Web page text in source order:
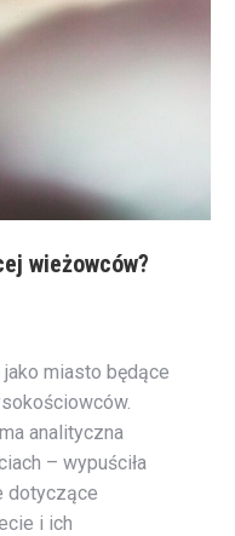
wieżowców?
miasto będące
analityczna
– wypuściła
dotyczące
i ich